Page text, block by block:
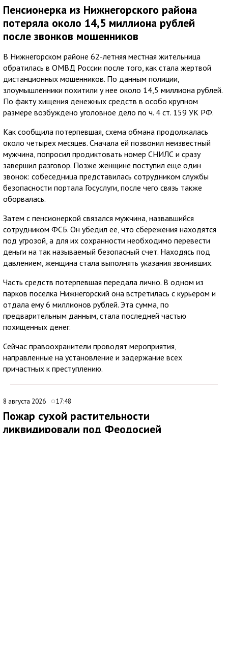
Пенсионерка из Нижнегорского района
потеряла около 14,5 миллиона рублей
после звонков мошенников
В Нижнегорском районе 62-летняя местная жительница
обратилась в ОМВД России после того, как стала жертвой
дистанционных мошенников. По данным полиции,
злоумышленники похитили у нее около 14,5 миллиона рублей.
По факту хищения денежных средств в особо крупном
размере возбуждено уголовное дело по ч. 4 ст. 159 УК РФ.
Как сообщила потерпевшая, схема обмана продолжалась
около четырех месяцев. Сначала ей позвонил неизвестный
мужчина, попросил продиктовать номер СНИЛС и сразу
завершил разговор. Позже женщине поступил еще один
звонок: собеседница представилась сотрудником службы
безопасности портала Госуслуги, после чего связь также
оборвалась.
Затем с пенсионеркой связался мужчина, назвавшийся
сотрудником ФСБ. Он убедил ее, что сбережения находятся
под угрозой, а для их сохранности необходимо перевести
деньги на так называемый безопасный счет. Находясь под
давлением, женщина стала выполнять указания звонивших.
Часть средств потерпевшая передала лично. В одном из
парков поселка Нижнегорский она встретилась с курьером и
отдала ему 6 миллионов рублей. Эта сумма, по
предварительным данным, стала последней частью
похищенных денег.
Сейчас правоохранители проводят мероприятия,
направленные на установление и задержание всех
причастных к преступлению.
8 августа 2026 17:48
Пожар сухой растительности
ликвидировали под Феодосией